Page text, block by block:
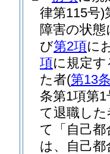
律第115号)
障害の状
び第2項に
項に規定
た者(第13
条第1項第
て退職し
て「自己
は、自己